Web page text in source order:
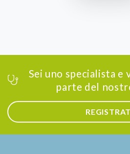
Sei uno specialista
parte del